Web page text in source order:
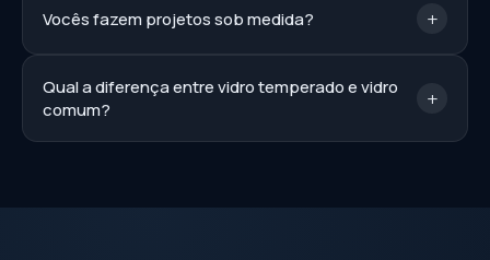
Vocês fazem projetos sob medida? +
Qual a diferença entre vidro temperado e vidro
comum?
+